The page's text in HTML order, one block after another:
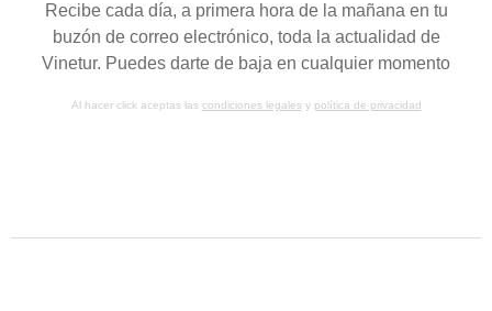
Recibe cada día, a primera hora de la mañana en tu
buzón de correo electrónico, toda la actualidad de
Vinetur. Puedes darte de baja en cualquier momento
Al hacer click aceptas las condiciones legalesy política de privacidad